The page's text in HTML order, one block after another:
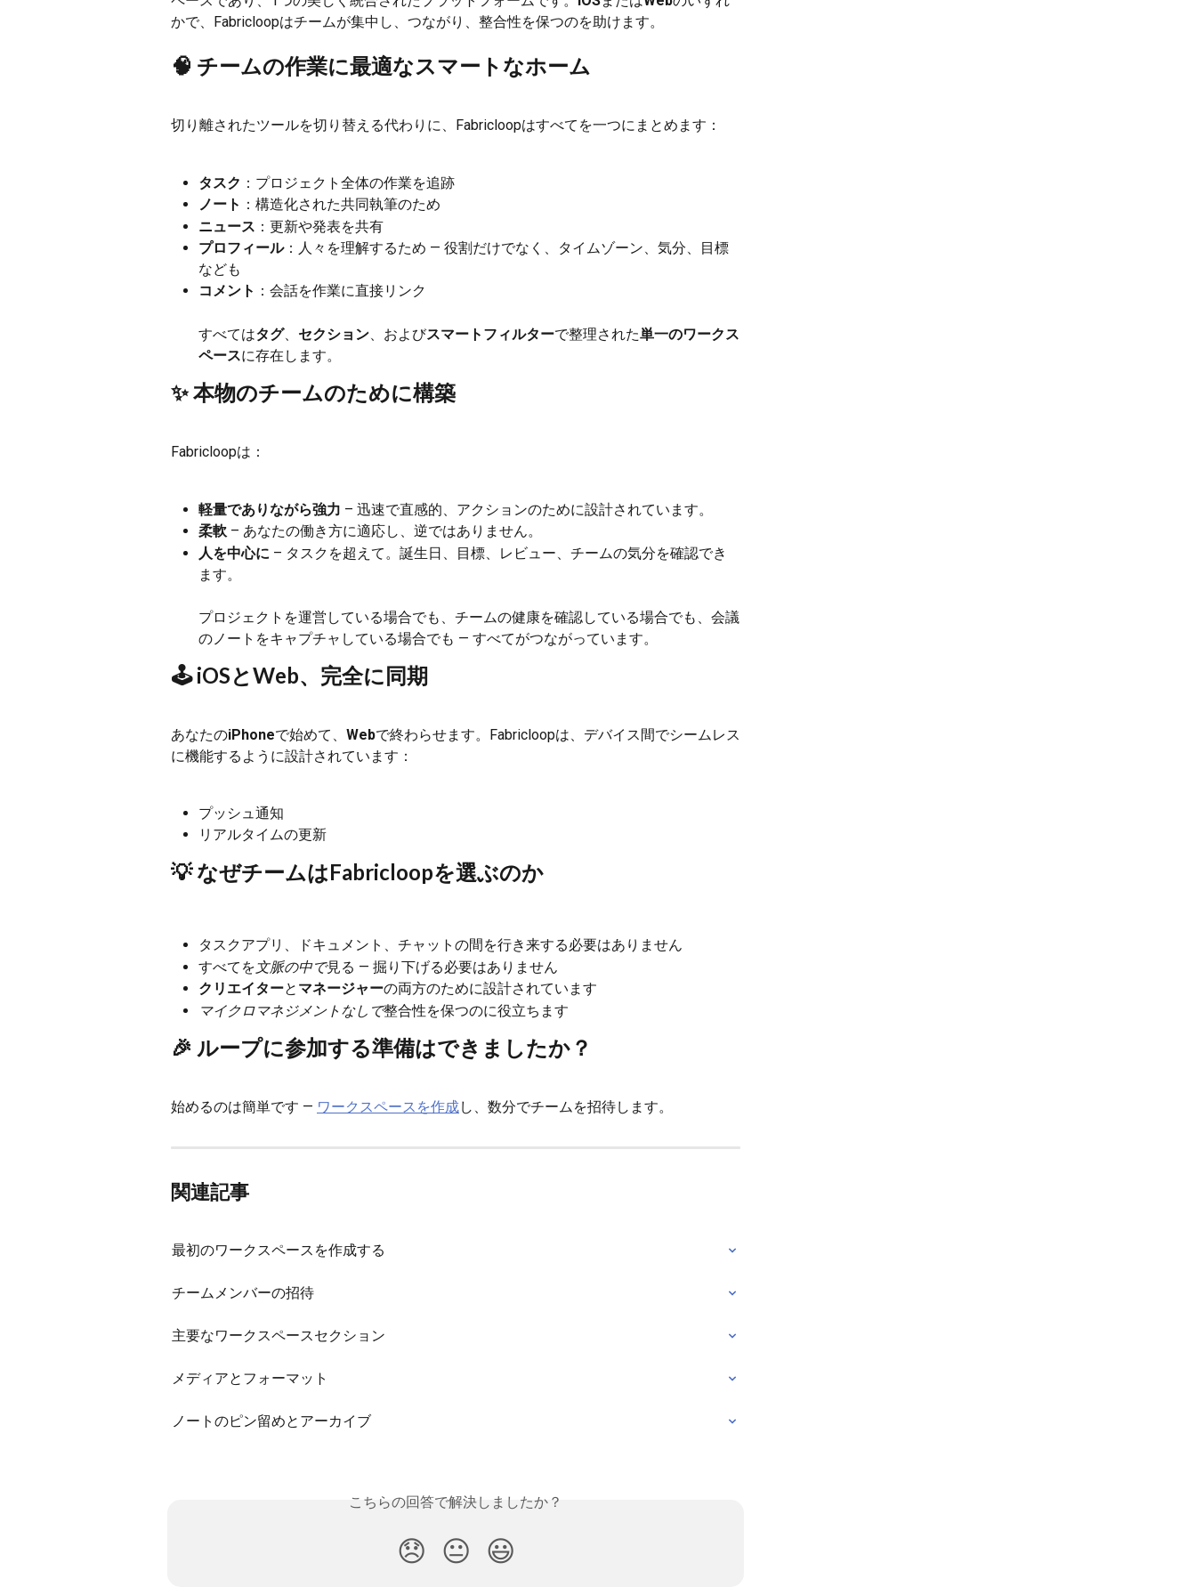
かで、Fabricloopはチームが集中し、つながり、整合性を保つのを助けます。
🧠 チームの作業に最適なスマートなホーム
切り離されたツールを切り替える代わりに、Fabricloopはすべてを一つにまとめます：
タスク ：プロジェクト全体の作業を追跡
ノート ：構造化された共同執筆のため
ニュース ：更新や発表を共有
プロフィール：人々を理解するため — 役割だけでなく、タイムゾーン、気分、目標
なども
コメント ：会話を作業に直接リンク
すべてはタグ、 セクション、およびスマートフィルターで整理された単一のワークス
ペースに存在します。
✨ 本物のチームのために構築
Fabricloopは：
軽量でありながら強力 – 迅速で直感的、アクションのために設計されています。
柔軟 – あなたの働き方に適応し、逆ではありません。
人を中心に – タスクを超えて。誕生日、目標、レビュー、チームの気分を確認でき
ます。
プロジェクトを運営している場合でも、チームの健康を確認している場合でも、会議
のノートをキャプチャしている場合でも — すべてがつながっています。
🕹 iOSとWeb、完全に同期
あなたのiPhoneで始めて、 Webで終わらせます。Fabricloopは、デバイス間でシームレス
に機能するように設計されています：
プッシュ通知
リアルタイムの更新
💡 なぜチームはFabricloopを選ぶのか
タスクアプリ、ドキュメント、チャットの間を行き来する必要はありません
すべてを文脈の中で見る — 掘り下げる必要はありません
クリエイターと マネージャーの両方のために設計されています
マイクロマネジメントなしで整合性を保つのに役立ちます
🎉 ループに参加する準備はできましたか？
始めるのは簡単です — ワークスペースを作成し、数分でチームを招待します。
関連記事
最初のワークスペースを作成する
チームメンバーの招待
主要なワークスペースセクション
メディアとフォーマット
ノートのピン留めとアーカイブ
こちらの回答で解決しましたか？
😞 😐 😃